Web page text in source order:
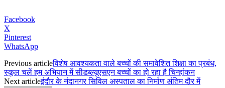
Facebook
X
Pinterest
WhatsApp
Previous articleविशेष आवश्यकता वाले बच्चों की समावेशित शिक्षा का प्रबंध,
स्कूल चलें हम अभियान में सीडब्ल्यूएसएन बच्चों का हो रहा है चिन्हांकन
Next articleइंदौर के नंदानगर सिविल अस्पताल का निर्माण अंतिम दौर में